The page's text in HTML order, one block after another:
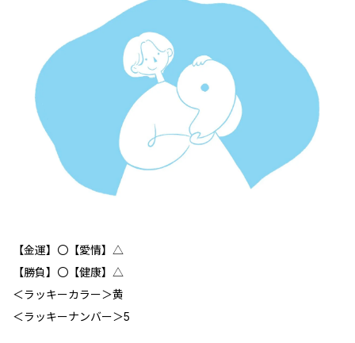
【金運】〇【愛情】△
【勝負】〇【健康】△
＜ラッキーカラー＞黄
＜ラッキーナンバー＞5